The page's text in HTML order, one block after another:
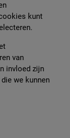
kunt
van
invloed zijn
we kunnen